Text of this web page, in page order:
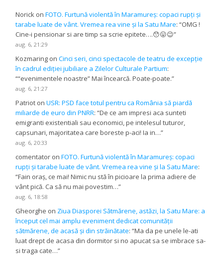
Norick onFOTO. Furtună violentă în Maramureș: copaci rupți și
tarabe luate de vânt. Vremea rea vine și la Satu Mare: “OMG !
Cine-i pensionar si are timp sa scrie epitete….😯😛😉”
aug. 6, 21:29
Kozmaring onCinci seri, cinci spectacole de teatru de excepție
în cadrul ediției jubiliare a Zilelor Culturale Partium:
““evenimentele noastre” Mai încearcă. Poate-poate.”
aug. 6, 21:27
Patriot onUSR: PSD face totul pentru ca România să piardă
miliarde de euro din PNRR: “De ce am impresi aca sunteti
emigranti existentiali sau economici, pe intelesul tuturor,
capsunari, majoritatea care boreste p-aci! Ia in…”
aug. 6, 20:33
comentator onFOTO. Furtună violentă în Maramureș: copaci
rupți și tarabe luate de vânt. Vremea rea vine și la Satu Mare:
“Fain oraș, ce mai! Nimic nu stă în picioare la prima adiere de
vânt pică. Ca să nu mai povestim…”
aug. 6, 18:58
Gheorghe on Ziua Diasporei Sătmărene, astăzi, la Satu Mare: a
început cel mai amplu eveniment dedicat comunității
sătmărene, de acasă și din străinătate: “Ma da pe unele le-ati
luat drept de acasa din dormitor si no apucat sa se imbrace sa-
si traga cate…”